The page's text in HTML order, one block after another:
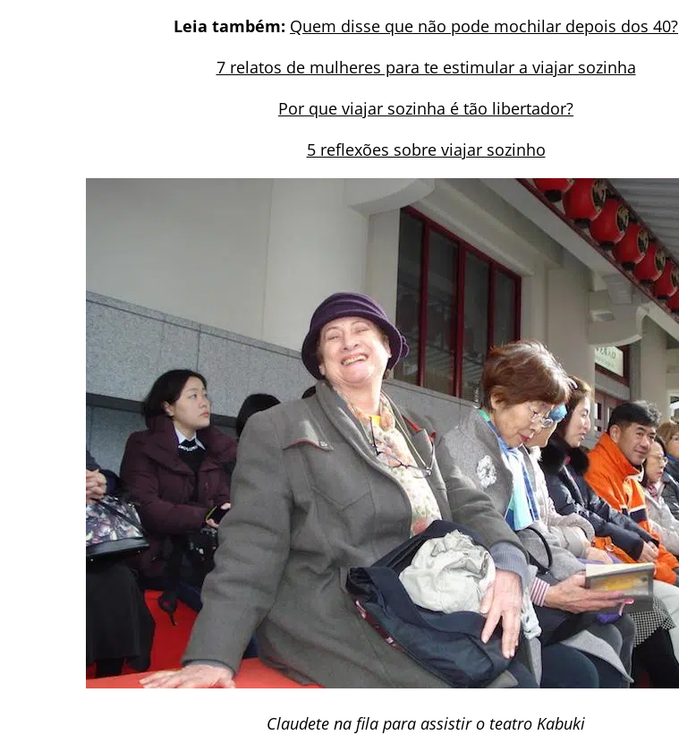
Leia também: Quem disse que não pode mochilar depois dos 40?
7 relatos de mulheres para te estimular a viajar sozinha
Por que viajar sozinha é tão libertador?
5 reflexões sobre viajar sozinho
Claudete na fila para assistir o teatro Kabuki